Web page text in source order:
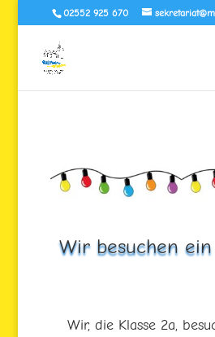
02552 925 670
Wir besuchen
Wir, die Klasse 2a,